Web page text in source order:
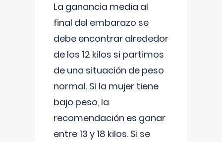
La ganancia media al
final del embarazo se
debe encontrar alrededor
de los 12 kilos si partimos
de una situación de peso
normal. Si la mujer tiene
bajo peso, la
recomendación es ganar
entre 13 y 18 kilos. Si se